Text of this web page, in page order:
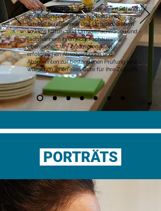
Am 25. Februar 2026 durften wir im Rahmen
der Diplomfeier 25 frischgebackenen
Umweltberaterinnen und Umweltberatern
sowie 5 Natur- und Umweltfachfrauen und -
fachmännern ihren eidg. Fachausweis
überreichen. Wir gratulieren allen
erfolgreichen Absolventinnen und
Absolventen zur bestandenen Prüfung und
wünschen Ihnen alles Gute für Ihre Zukunft.
PORTRÄTS